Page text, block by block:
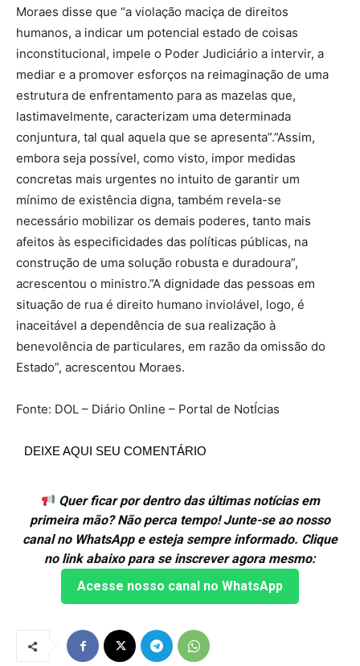
Moraes disse que “a violação maciça de direitos
humanos, a indicar um potencial estado de coisas
inconstitucional, impele o Poder Judiciário a intervir, a
mediar e a promover esforços na reimaginação de uma
estrutura de enfrentamento para as mazelas que,
lastimavelmente, caracterizam uma determinada
conjuntura, tal qual aquela que se apresenta”.”Assim,
embora seja possível, como visto, impor medidas
concretas mais urgentes no intuito de garantir um
mínimo de existência digna, também revela-se
necessário mobilizar os demais poderes, tanto mais
afeitos às especificidades das políticas públicas, na
construção de uma solução robusta e duradoura”,
acrescentou o ministro.”A dignidade das pessoas em
situação de rua é direito humano inviolável, logo, é
inaceitável a dependência de sua realização à
benevolência de particulares, em razão da omissão do
Estado”, acrescentou Moraes.
Fonte: DOL – Diário Online – Portal de NotÍcias
DEIXE AQUI SEU COMENTÁRIO
Quer ficar por dentro das últimas notícias em
primeira mão? Não perca tempo! Junte-se ao nosso
canal no WhatsApp e esteja sempre informado. Clique
no link abaixo para se inscrever agora mesmo:
Acesse nosso canal no WhatsApp